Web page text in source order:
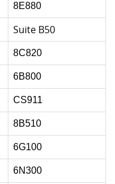
8E880
Suite B50
8C820
6B800
CS911
8B510
6G100
6N300